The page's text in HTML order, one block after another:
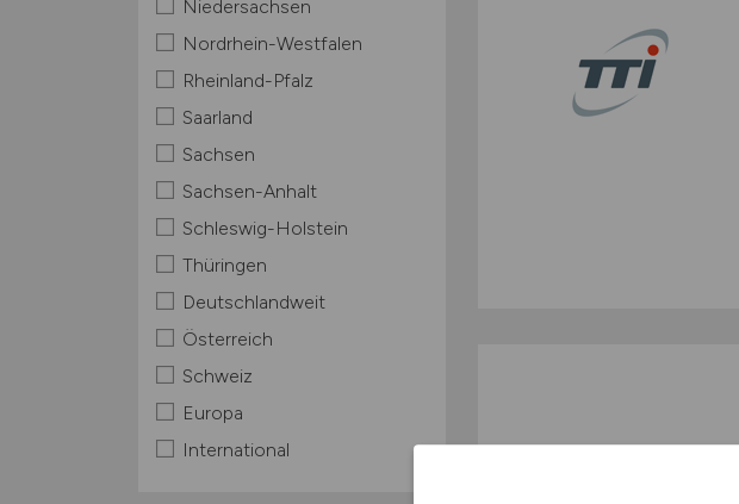
Niedersachsen
Nordrhein-Westfalen
Rheinland-Pfalz
Saarland
Sachsen
Sachsen-Anhalt
Schleswig-Holstein
Thüringen
Deutschlandweit
Österreich
Schweiz
Europa
International